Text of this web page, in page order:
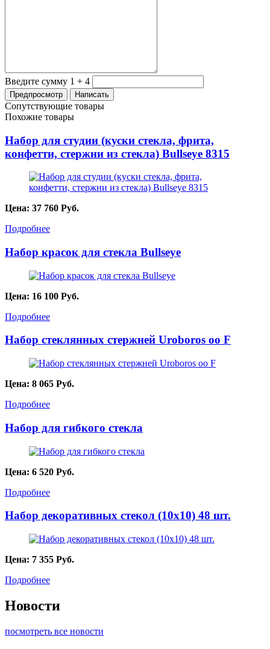
Введите сумму 1 + 4
Сопутствующие товары
Похожие товары
Набор для студии (куски стекла, фрита,
конфетти, стержни из стекла) Bullseye 8315
Цена: 37 760 Руб.
Подробнее
Набор красок для стекла Bullseye
Цена: 16 100 Руб.
Подробнее
Набор стеклянных стержней Uroboros oo F
Цена: 8 065 Руб.
Подробнее
Набор для гибкого стекла
Цена: 6 520 Руб.
Подробнее
Набор декоративных стекол (10х10) 48 шт.
Цена: 7 355 Руб.
Подробнее
Новости
посмотреть все новости